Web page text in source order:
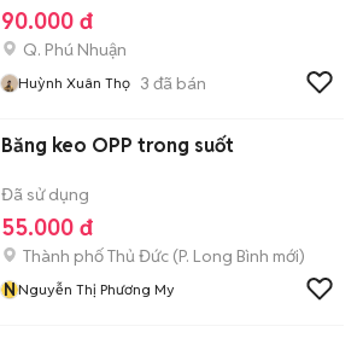
90.000 đ
Q. Phú Nhuận
Huỳnh Xuân Thọ 3 đã bán
Băng keo OPP trong suốt
Đã sử dụng
55.000 đ
Thành phố Thủ Đức (P. Long Bình mới)
NNguyễn Thị Phương My